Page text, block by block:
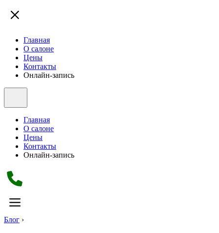
Главная
О салоне
Цены
Контакты
Онлайн-запись
Главная
О салоне
Цены
Контакты
Онлайн-запись
Блог ›